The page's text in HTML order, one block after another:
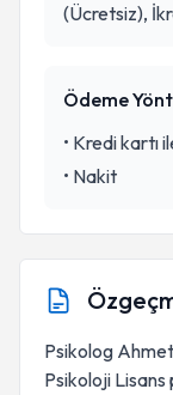
(Ücretsiz),
Ödeme
• Kredi kartı
• Nakit
Psikolog
Psikoloji